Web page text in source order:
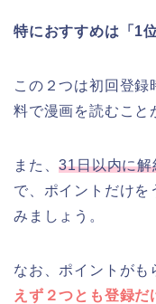
特におすすめは「1
この２つは初回登
料で漫画を読むこと
また、31日以内に
で、ポイントだけを
みましょう。
なお、ポイントがも
えず２つとも登録